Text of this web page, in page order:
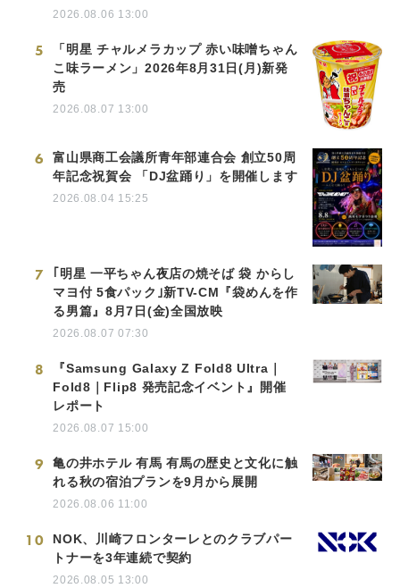
2026.08.06 13:00
5
「明星 チャルメラカップ 赤い味噌ちゃん
こ味ラーメン」2026年8月31日(月)新発
売
2026.08.07 13:00
6
富山県商工会議所青年部連合会 創立50周
年記念祝賀会 「DJ盆踊り」を開催します
2026.08.04 15:25
7
｢明星 一平ちゃん夜店の焼そば 袋 からし
マヨ付 5食パック｣新TV-CM『袋めんを作
る男篇』8月7日(金)全国放映
2026.08.07 07:30
8
『Samsung Galaxy Z Fold8 Ultra｜
Fold8｜Flip8 発売記念イベント』開催
レポート
2026.08.07 15:00
9
亀の井ホテル 有馬 有馬の歴史と文化に触
れる秋の宿泊プランを9月から展開
2026.08.06 11:00
10
NOK、川崎フロンターレとのクラブパー
トナーを3年連続で契約
2026.08.05 13:00